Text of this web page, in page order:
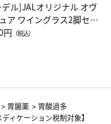
ル]JALオリジナル オヴ
ア ワイングラス2脚セッ
ッドワイン）
円 （税込）
> 胃腸薬 > 胃酸過多
ィケーション税制対象】